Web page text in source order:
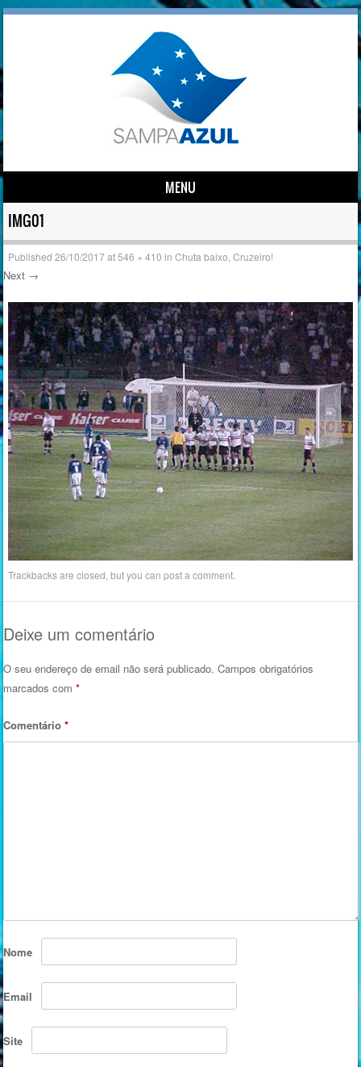
MENU
Skip to content
IMG01
Published26/10/2017at546 × 410 inChuta baixo, Cruzeiro!
Next →
Trackbacks are closed, but you canpost a comment
Deixe um comentário
O seu endereço de email não será publicado. Campos obrigatórios
marcados com*
Comentário*
Nome
Email
Site